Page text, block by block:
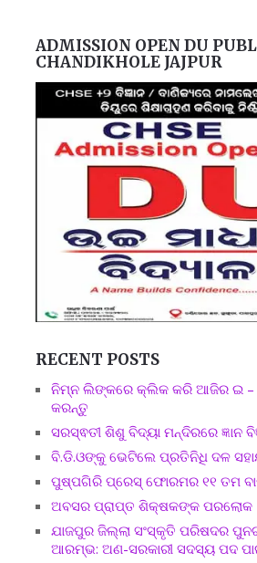
ADMISSION OPEN DU
CHANDIKHOLE JAJPUR
RECENT POSTS
ନିମ୍ନ ଲିଙ୍କରେ କ୍ଲିକ କରି ଆଜିର ଇ –
କରନ୍ତୁ
ସରସ୍ଵତୀ ଶିଶୁ ବିଦ୍ୟା ମନ୍ଦିରରେ ଜ୍ଞାନ
ବି.ଡି.ଓଙ୍କୁ ଭେଟିଲେ ପ୍ରତିନିଧି ଦଳ
ପୁଷ୍ପଗିରି ପ୍ରେସ୍ ଫୋରମର ୧୧ ତମ
ଅବସର ପ୍ରାପ୍ତ ଶିକ୍ଷକଙ୍କ ପରଲୋକ
ଯାଜପୁର ଜିଲ୍ଲା ସଂସ୍କୃତି ପରିଷଦର
ଆରମ୍ଭ: ଅଣ-ସରକାରୀ ସଦସ୍ୟ ପଦ